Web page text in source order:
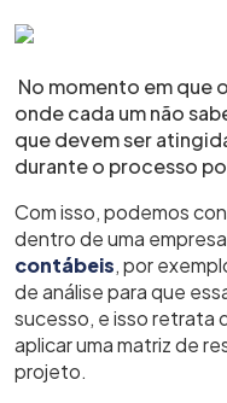
No momento em que
onde cada um não
que devem ser
durante o processo
Com isso, podemos
dentro de uma
contábeis, por
de análise para que
sucesso, e isso retrata
aplicar uma matriz de
projeto.